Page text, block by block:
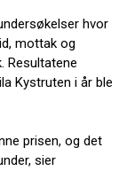
hvor
mottak og
Resultatene
Kystruten i år ble
prisen, og det
sier